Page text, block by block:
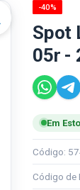
-40%
Spot
05r -
Em
Código:
Código de